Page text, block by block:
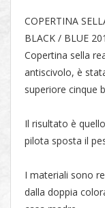
COPERTINA
BLACK / BLUE
Copertina sella
antiscivolo, è
superiore cinque
Il risultato è
pilota sposta il
I materiali sono
dalla doppia